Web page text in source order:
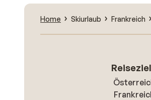
Home Skiurlaub Frankreich